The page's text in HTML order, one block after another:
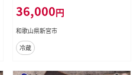
36,000円
和歌山県新宮市
冷蔵